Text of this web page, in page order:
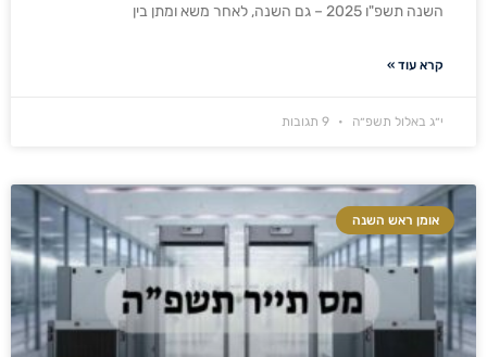
השנה תשפ"ו 2025 – גם השנה, לאחר משא ומתן בין
קרא עוד »
י״ג באלול תשפ״ה
אומן ראש השנה